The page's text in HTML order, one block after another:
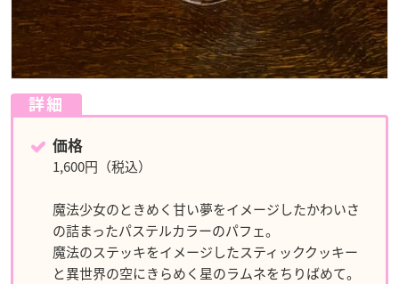
詳細
価格
1,600円（税込）
魔法少女のときめく甘い夢をイメージしたかわいさ
の詰まったパステルカラーのパフェ。
魔法のステッキをイメージしたスティッククッキー
と異世界の空にきらめく星のラムネをちりばめて。